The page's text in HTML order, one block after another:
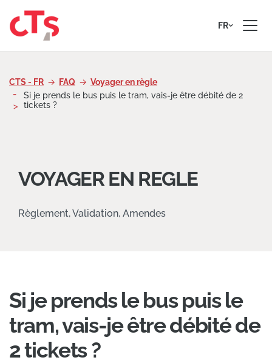
FR
CTS - FR FAQ
Voyager en règle
Si je prends le bus puis le tram, vais-je être débité de 2
tickets ?
VOYAGER EN REGLE
Règlement, Validation, Amendes
Si je prends le bus puis le
tram, vais-je être débité de
2 tickets ?